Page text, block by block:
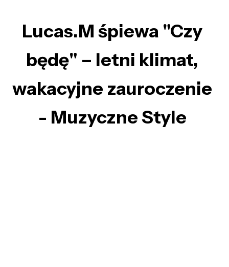
Lucas.M śpiewa "Czy
będę" – letni klimat,
wakacyjne zauroczenie
- Muzyczne Style